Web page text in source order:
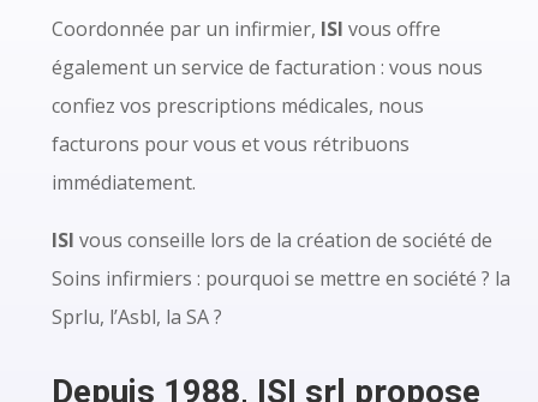
Coordonnée par un infirmier, ISI vous offre
également un service de facturation : vous nous
confiez vos prescriptions médicales, nous
facturons pour vous et vous rétribuons
immédiatement.
ISI vous conseille lors de la création de société de
Soins infirmiers : pourquoi se mettre en société ? la
Sprlu, l’Asbl, la SA ?
Depuis 1988, ISI srl propose